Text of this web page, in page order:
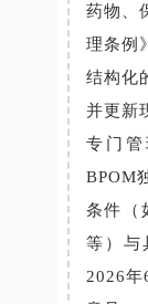
药物、
理条例
结构化
并更新
专门
BPOM
条件（
等）与
2026